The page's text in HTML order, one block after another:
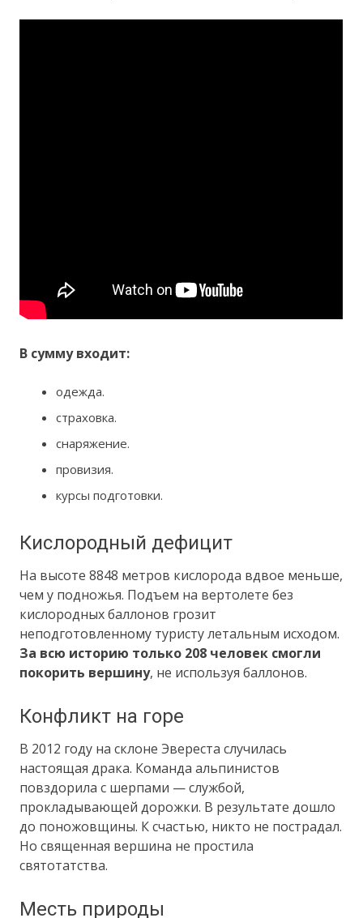
В сумму входит:
одежда.
страховка.
снаряжение.
провизия.
курсы подготовки.
Кислородный дефицит
На высоте 8848 метров кислорода вдвое меньше,
чем у подножья. Подъем на вертолете без
кислородных баллонов грозит
неподготовленному туристу летальным исходом.
За всю историю только 208 человек смогли
покорить вершину, не используя баллонов.
Конфликт на горе
В 2012 году на склоне Эвереста случилась
настоящая драка. Команда альпинистов
повздорила с шерпами — службой,
прокладывающей дорожки. В результате дошло
до поножовщины. К счастью, никто не пострадал.
Но священная вершина не простила
святотатства.
Месть природы